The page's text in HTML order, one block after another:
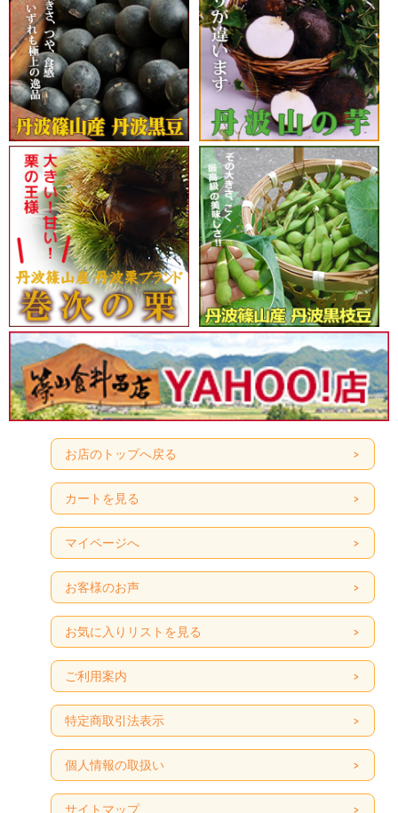
お店のトップへ戻る
カートを見る
マイページへ
お客様のお声
お気に入りリストを見る
ご利用案内
特定商取引法表示
個人情報の取扱い
サイトマップ